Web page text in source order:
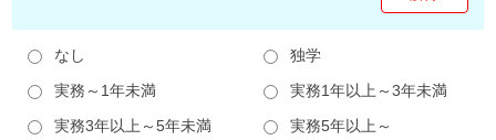
なし
独学
実務～1年未満
実務1年以上～3年未満
実務3年以上～5年未満
実務5年以上～